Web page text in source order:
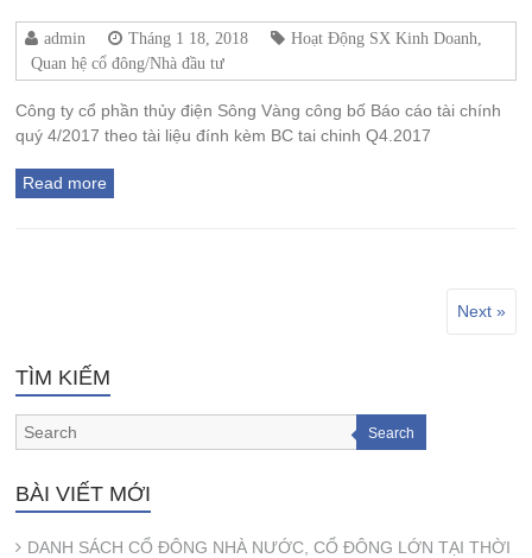
admin Tháng 1 18, 2018 Hoạt Động SX Kinh Doanh
Quan hệ cổ đông/Nhà đầu tư
Công ty cổ phần thủy điện Sông Vàng công bố Báo cáo tài chính
quý 4/2017 theo tài liệu đính kèm BC tai chinh Q4.2017
Read more
Next »
TÌM KIẾM
Search
BÀI VIẾT MỚI
DANH SÁCH CỔ ĐÔNG NHÀ NƯỚC, CỔ ĐÔNG LỚN TẠI THỜI